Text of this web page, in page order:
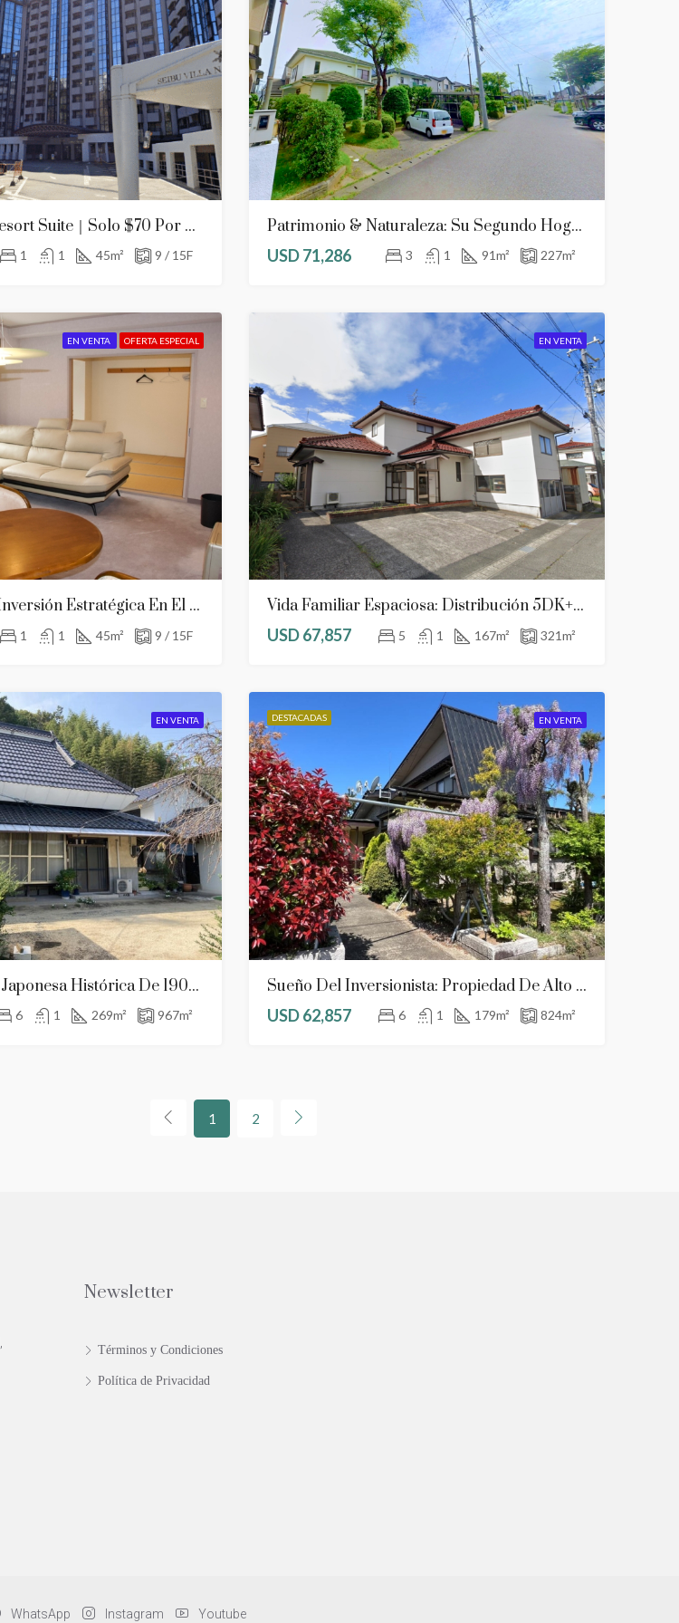
Naeba Luxury Resort Suite｜Solo $70 Por Día
1 1 45m² 9 / 15F
Patrimonio & Naturaleza: Su Segundo Hogar En Japón
USD 71,286
3 1 91m² 227m²
EN VENTA OFERTA ESPECIAL
La Suite Naeba: Inversión Estratégica En El Piso 9 Con Servicios De Resort Incluidos
1 1 45m² 9 / 15F
EN VENTA
Vida Familiar Espaciosa: Distribución 5DK+2S En Un Tranquilo Centro Cultural
USD 67,857
5 1 167m² 321m²
EN VENTA
Casa De Campo Japonesa Histórica De 1901 En Un Terreno Amplio Por Solo $35,714
6 1 269m² 967m²
DESTACADAS EN VENTA
Sueño Del Inversionista: Propiedad De Alto Potencial En Joetsu, Puerta De Entrada A La Isla De Sado
USD 62,857
6 1 179m² 824m²
1 2
Newsletter
Términos y Condiciones
Política de Privacidad
WhatsApp Instagram Youtube